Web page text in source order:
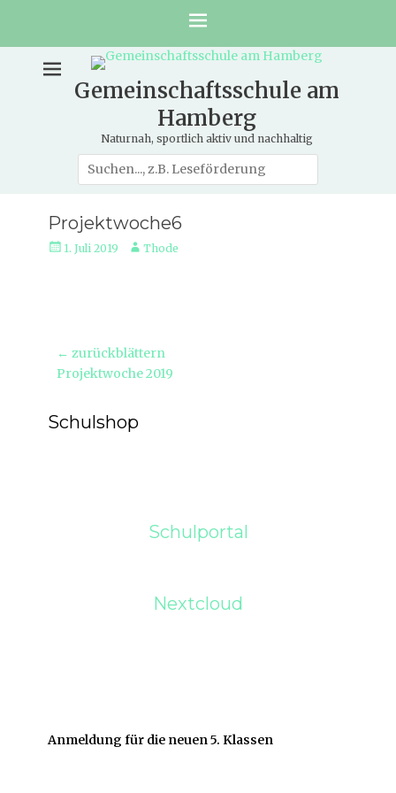
Gemeinschaftsschule am
Hamberg
Naturnah, sportlich aktiv und nachhaltig
Suche
nach:
Projektwoche6
Veröffentlicht
1. Juli 2019 AutorThode
Beitragsnavigation
← zurückblättern
Vorheriger
Projektwoche 2019
Schulshop
Schulportal
Nextcloud
Anmeldung für die neuen 5. Klassen